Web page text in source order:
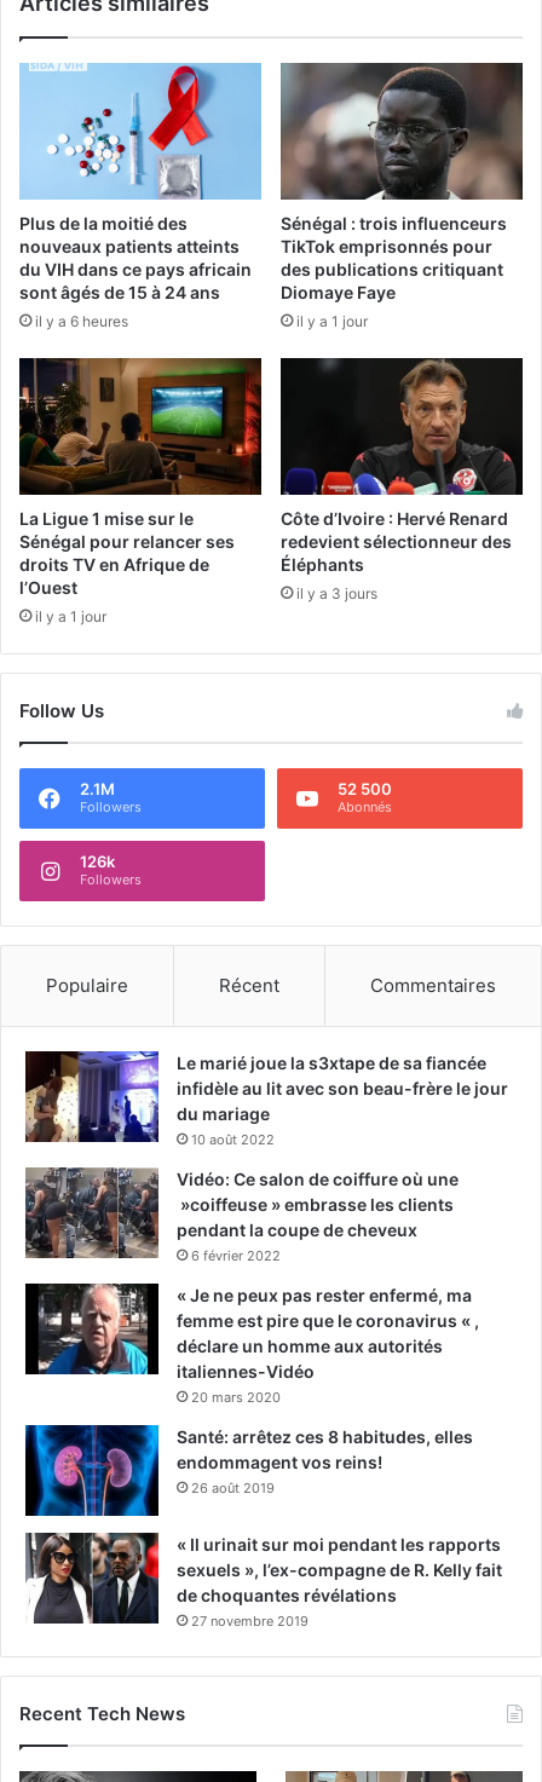
Plus de la moitié des
nouveaux patients atteints
du VIH dans ce pays africain
sont âgés de 15 à 24 ans
il y a 6 heures
Sénégal : trois influenceurs
TikTok emprisonnés pour
des publications critiquant
Diomaye Faye
il y a 1 jour
La Ligue 1 mise sur le
Sénégal pour relancer ses
droits TV en Afrique de
l’Ouest
il y a 1 jour
Côte d’Ivoire : Hervé Renard
redevient sélectionneur des
Éléphants
il y a 3 jours
Follow Us
2.1M
Followers
52 500
Abonnés
126k
Followers
Populaire Récent Commentaires
Le marié joue la s3xtape de sa fiancée
infidèle au lit avec son beau-frère le jour
du mariage
10 août 2022
Vidéo: Ce salon de coiffure où une
»coiffeuse » embrasse les clients
pendant la coupe de cheveux
6 février 2022
« Je ne peux pas rester enfermé, ma
femme est pire que le coronavirus « ,
déclare un homme aux autorités
italiennes-Vidéo
20 mars 2020
Santé: arrêtez ces 8 habitudes, elles
endommagent vos reins!
26 août 2019
« Il urinait sur moi pendant les rapports
sexuels », l’ex-compagne de R. Kelly fait
de choquantes révélations
27 novembre 2019
Recent Tech News